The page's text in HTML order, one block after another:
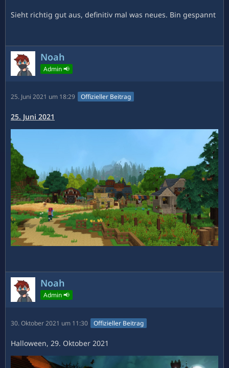
Sieht richtig gut aus, definitiv mal was neues. Bin gespannt
Noah
Admin 📢
25. Juni 2021 um 18:29 Offizieller Beitrag
25. Juni 2021
Noah
Admin 📢
30. Oktober 2021 um 11:30 Offizieller Beitrag
Halloween, 29. Oktober 2021